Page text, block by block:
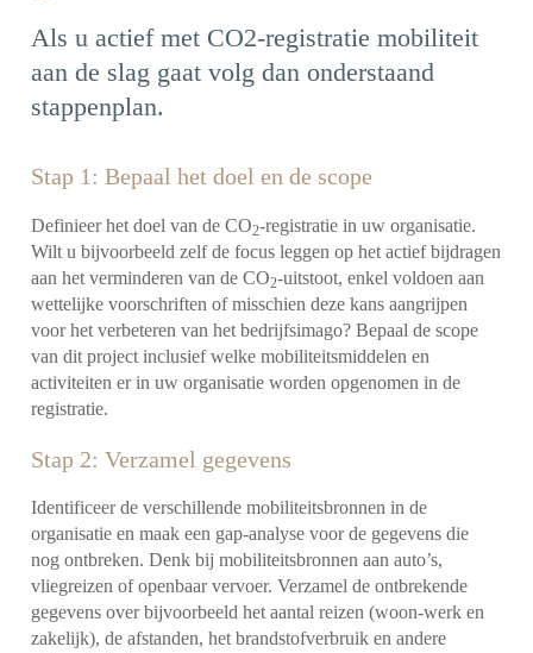
Als u actief met CO2-registratie mobiliteit
aan de slag gaat volg dan onderstaand
stappenplan.
Stap 1: Bepaal het doel en de scope
Definieer het doel van de CO2-registratie in uw organisatie.
Wilt u bijvoorbeeld zelf de focus leggen op het actief bijdragen
aan het verminderen van de CO2-uitstoot, enkel voldoen aan
wettelijke voorschriften of misschien deze kans aangrijpen
voor het verbeteren van het bedrijfsimago? Bepaal de scope
van dit project inclusief welke mobiliteitsmiddelen en
activiteiten er in uw organisatie worden opgenomen in de
registratie.
Stap 2: Verzamel gegevens
Identificeer de verschillende mobiliteitsbronnen in de
organisatie en maak een gap-analyse voor de gegevens die
nog ontbreken. Denk bij mobiliteitsbronnen aan auto’s,
vliegreizen of openbaar vervoer. Verzamel de ontbrekende
gegevens over bijvoorbeeld het aantal reizen (woon-werk en
zakelijk), de afstanden, het brandstofverbruik en andere